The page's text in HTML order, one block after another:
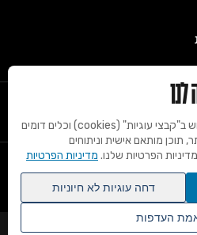
לידיעתכם, באתר זה נעשה שימוש ב"קבצי עוגיות" (cookies) וכלים דומים
תוכן מותאם אישית וניתוחים
הפרטיות שלנו. מדיניות הפרטיות
דחה עוגיות לא חיוניות
העדפות